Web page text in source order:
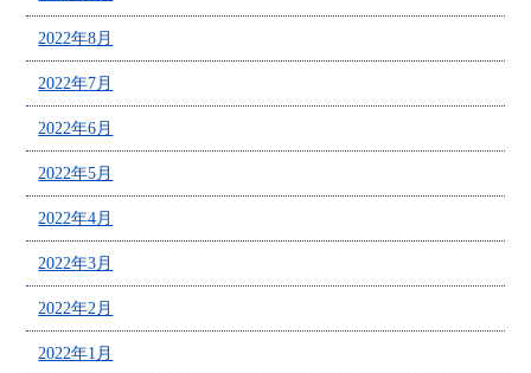
2022年8月
2022年7月
2022年6月
2022年5月
2022年4月
2022年3月
2022年2月
2022年1月